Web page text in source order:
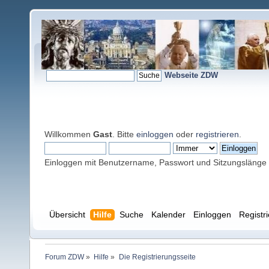
Webseite ZDW
Willkommen Gast . Bitte einloggen oder registrieren
Einloggen mit Benutzername, Passwort und Sitzungslänge
Übersicht Hilfe Suche Kalender Einloggen
Forum ZDW» Hilfe » Die Registrierungsseite